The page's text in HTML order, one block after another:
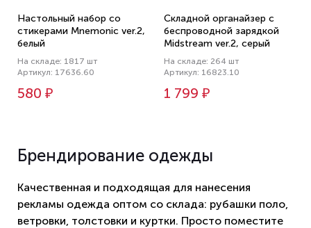
Настольный набор со
стикерами Mnemonic ver.2,
белый
На складе: 1817 шт
Артикул: 17636.60
580 ₽
Складной органайзер с
беспроводной зарядкой
Midstream ver.2, серый
На складе: 264 шт
Артикул: 16823.10
1 799 ₽
Брендирование одежды
Качественная и подходящая для нанесения
рекламы одежда оптом со склада: рубашки поло,
ветровки, толстовки и куртки. Просто поместите